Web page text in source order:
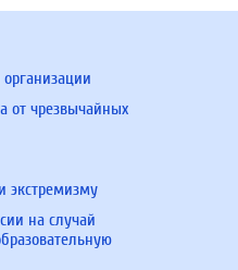
от чрезвычайных
экстремизму
на случай